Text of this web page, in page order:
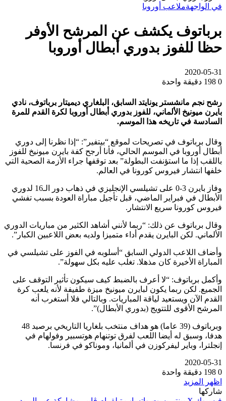
في الواجهةملاعب أوروبا
برباتوف يكشف عن المرشح الأوفر
حظا للفوز بدوري أبطال أوروبا
2020-05-31
0
دقيقة واحدة
رشح نجم مانشستر يونايتد السابق، البلغاري ديميتار برباتوف، نادي
بايرن ميونيخ الألماني، للفوز بدوري أبطال أوروبا لكرة القدم للمرة
السادسة في تاريخه هذا الموسم.
وقال برباتوف في تصريحات لموقع “بيتفير”: “إذا نظرنا إلى دوري
أبطال أوروبا في الموسم الحالي، فأنا أرجح كفة بايرن ميونيخ للفوز
باللقب إذا ما استؤنفت البطولة” بعد توقفها جراء الأزمة الصحية التي
خلفها انتشار فيروس كورونا في العالم.
وفاز بايرن 3-0 على تشيلسي الإنجليزي في ذهاب دور الـ16 لدوري
الأبطال في فبراير الماضي، قبل تأجيل مباراة العودة بسبب تفشي
فيروس كورونا سريع الانتشار.
وقال برباتوف عن ذلك: “ربما لأنني أشاهد الكثير من مباريات الدوري
الألماني. لكن البايرن يقدم أداء متميزا ولديه بعض اللاعبين الكبار”.
وأضاف اللاعب الدولي السابق “أسلوبه في الفوز على تشيلسي في
المباراة الأخيرة كان مذهلا. تغلب عليه بكل سهولة”.
وأكمل برباتوف: “لا أعرف بالضبط كيف سيكون تأثير التوقف على
الجميع. لكن ربما يكون لبايرن ميونيخ ميزة طفيفة لأنه يلعب كرة
القدم الآن ويستعيد لياقة المباريات. وبالتالي فلا أستغرب أنه
المرشح الأقوى للتتويج (بدوري الأبطال)”.
وبرباتوف (39 عاما) هو هداف منتخب بلغاريا التاريخي برصيد 48
هدفا، وسبق له أيضا اللعب لفرق توتنهام هوتسبير وفولهام في
إنجلترا، وباير ليفركوزن في ألمانيا، وموناكو في فرنسا.
2020-05-31
0
دقيقة واحدة
اظهر المزيد
شاركها